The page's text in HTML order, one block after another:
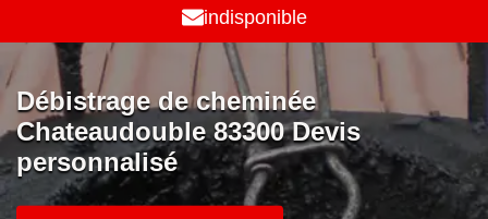
indisponible
Débistrage de cheminée
Chateaudouble 83300 Devis
personnalisé